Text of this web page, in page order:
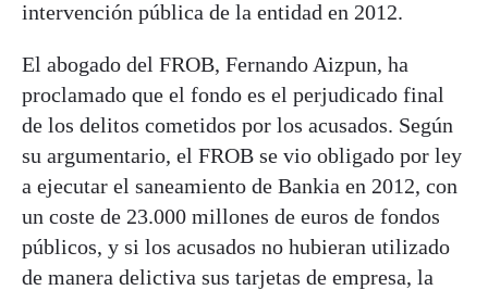
intervención pública de la entidad en 2012.
El abogado del FROB, Fernando Aizpun, ha
proclamado que el fondo es el perjudicado final
de los delitos cometidos por los acusados. Según
su argumentario, el FROB se vio obligado por ley
a ejecutar el saneamiento de Bankia en 2012, con
un coste de 23.000 millones de euros de fondos
públicos, y si los acusados no hubieran utilizado
de manera delictiva sus tarjetas de empresa, la